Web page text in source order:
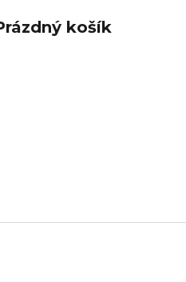
košík